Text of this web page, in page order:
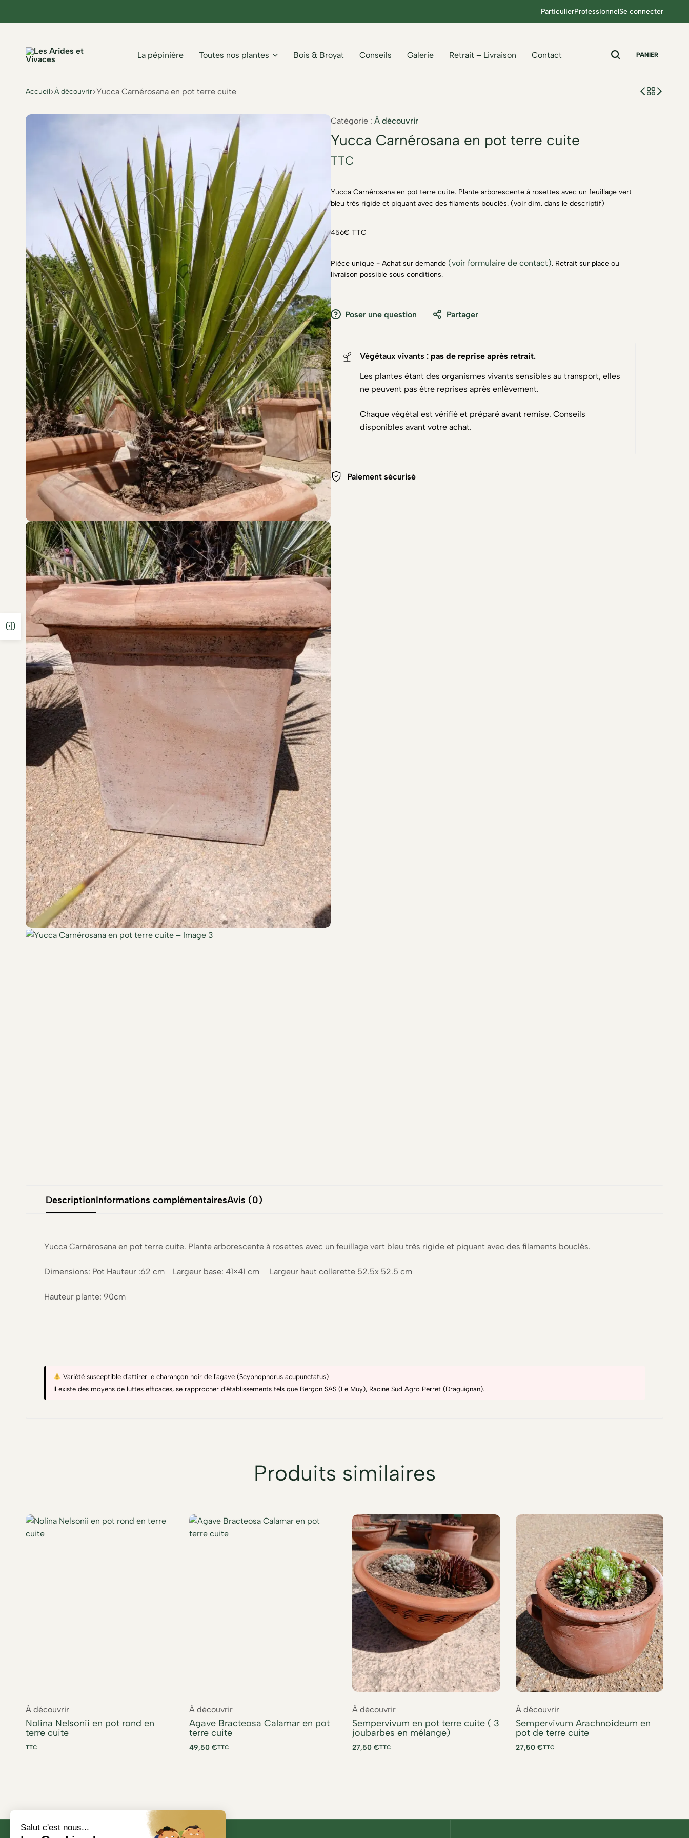
ParticulierProfessionnelSe connecter
et
La pépinière Toutes nos plantes Bois & Broyat Conseils Galerie Retrait – Livraison Contact PANIER
Accueil À découvrir Yucca Carnérosana en pot terre cuite
Catégorie : À découvrir
Yucca Carnérosana en pot terre cuite
TTC
Yucca Carnérosana en pot terre cuite. Plante arborescente à rosettes avec un feuillage vert
bleu très rigide et piquant avec des filaments bouclés. (voir dim. dans le descriptif)
456€ TTC
Pièce unique - Achat sur demande (voir formulaire de contact). Retrait sur place ou
livraison possible sous conditions.
Poser une question Partager
Végétaux vivants : pas de reprise après retrait.
Les plantes étant des organismes vivants sensibles au transport, elles
ne peuvent pas être reprises après enlèvement.
Chaque végétal est vérifié et préparé avant remise. Conseils
disponibles avant votre achat.
Paiement sécurisé
DescriptionInformations complémentairesAvis (0)
Yucca Carnérosana en pot terre cuite. Plante arborescente à rosettes avec un feuillage vert bleu très rigide et piquant avec des filaments bouclés.
Dimensions: Pot Hauteur :62 cm Largeur base: 41×41 cm Largeur haut collerette 52.5x 52.5 cm
Hauteur plante: 90cm
Variété susceptible d'attirer le charançon noir de l'agave (Scyphophorus acupunctatus)
Il existe des moyens de luttes efficaces, se rapprocher d'établissements tels que Bergon SAS (Le Muy), Racine Sud Agro Perret (Draguignan)...
Produits similaires
À découvrir
Nolina Nelsonii en pot rond en
terre cuite
TTC
À découvrir
Agave Bracteosa Calamar en pot
terre cuite
49,50 €TTC
À découvrir
Sempervivum en pot terre cuite ( 3
joubarbes en mélange)
27,50 €TTC
À découvrir
Sempervivum Arachnoideum en
pot de terre cuite
27,50 €TTC
Ouvrir la barre latérale